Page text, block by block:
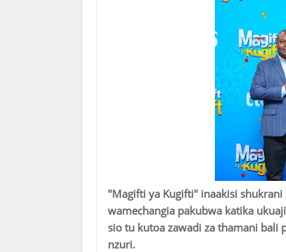
"Magifti ya Kugifti" inaakisi
wamechangia pakubwa katika
sio tu kutoa zawadi za thamani bali
nzuri.